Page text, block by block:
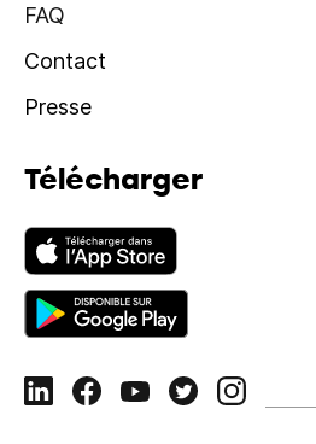
FAQ
Contact
Presse
Télécharger